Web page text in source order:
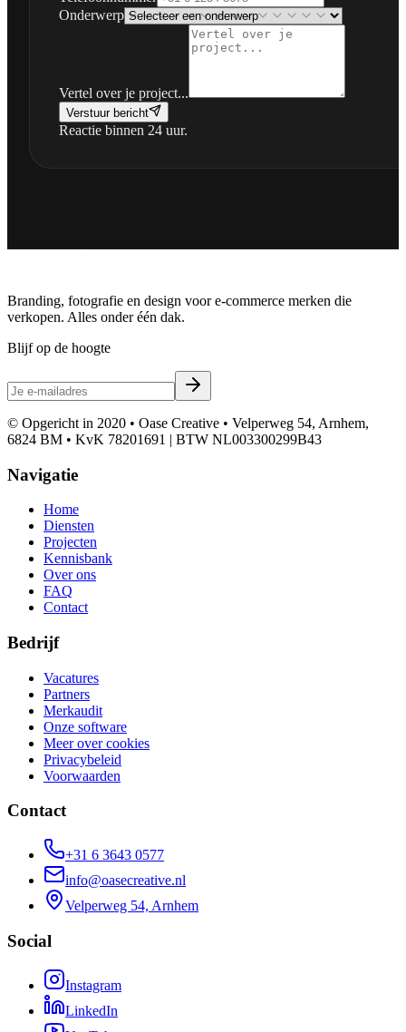
Onderwerp
Vertel over je project...
Verstuur bericht
Reactie binnen 24 uur.
Branding, fotografie en design voor e-commerce merken die
verkopen. Alles onder één dak.
Blijf op de hoogte
© Opgericht in 2020 • Oase Creative • Velperweg 54, Arnhem,
6824 BM • KvK 78201691 | BTW NL003300299B43
Navigatie
Home
Diensten
Projecten
Kennisbank
Over ons
FAQ
Contact
Bedrijf
Vacatures
Partners
Merkaudit
Onze software
Meer over cookies
Privacybeleid
Voorwaarden
Contact
+31 6 3643 0577
info@oasecreative.nl
Velperweg 54, Arnhem
Social
Instagram
LinkedIn